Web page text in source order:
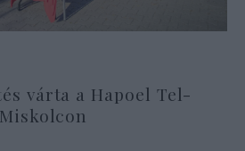
várta a Hapoel Tel-